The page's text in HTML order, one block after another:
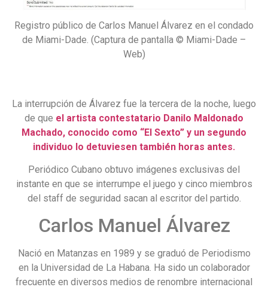
Registro público de Carlos Manuel Álvarez en el condado
de Miami-Dade. (Captura de pantalla © Miami-Dade –
Web)
La interrupción de Álvarez fue la tercera de la noche, luego
de que el artista contestatario Danilo Maldonado
Machado, conocido como “El Sexto” y un segundo
individuo lo detuviesen también horas antes.
Periódico Cubano obtuvo imágenes exclusivas del
instante en que se interrumpe el juego y cinco miembros
del staff de seguridad sacan al escritor del partido.
Carlos Manuel Álvarez
Nació en Matanzas en 1989 y se graduó de Periodismo
en la Universidad de La Habana. Ha sido un colaborador
frecuente en diversos medios de renombre internacional